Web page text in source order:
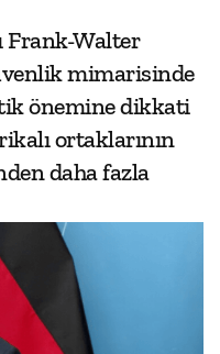
Frank-Walter
mimarisinde
önemine dikkati
ortaklarının
daha fazla